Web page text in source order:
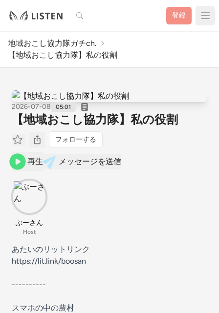
検索 登録
地域おこし協力隊ガチch.
【地域おこし協力隊】私の役割
2026-07-08 05:01
【地域おこし協力隊】私の役割
フォローする
再生 メッセージを送信
ぶーさん
Host
あたいのリットリンク
https://lit.link/boosan
----------
スマホの中の農村